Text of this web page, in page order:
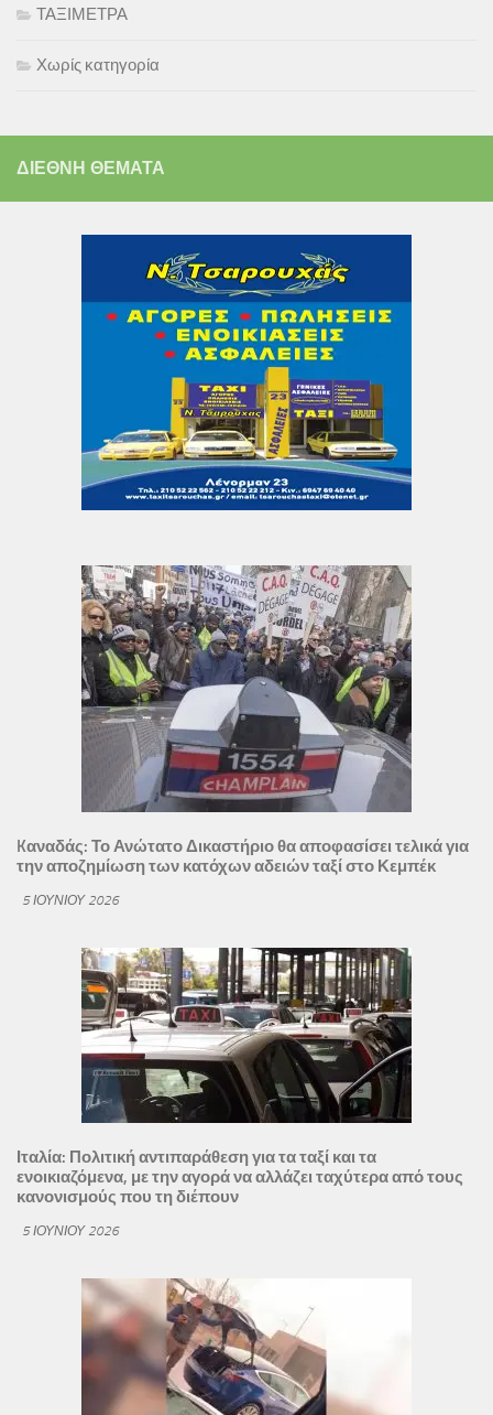
ΤΑΞΙΜΕΤΡΑ
Χωρίς κατηγορία
ΔΙΕΘΝΗ ΘΕΜΑΤΑ
Kαναδάς: Το Ανώτατο Δικαστήριο θα αποφασίσει τελικά για
την αποζημίωση των κατόχων αδειών ταξί στο Κεμπέκ
5 ΙΟΥΝΊΟΥ 2026
Ιταλία: Πολιτική αντιπαράθεση για τα ταξί και τα
ενοικιαζόμενα, με την αγορά να αλλάζει ταχύτερα από τους
κανονισμούς που τη διέπουν
5 ΙΟΥΝΊΟΥ 2026